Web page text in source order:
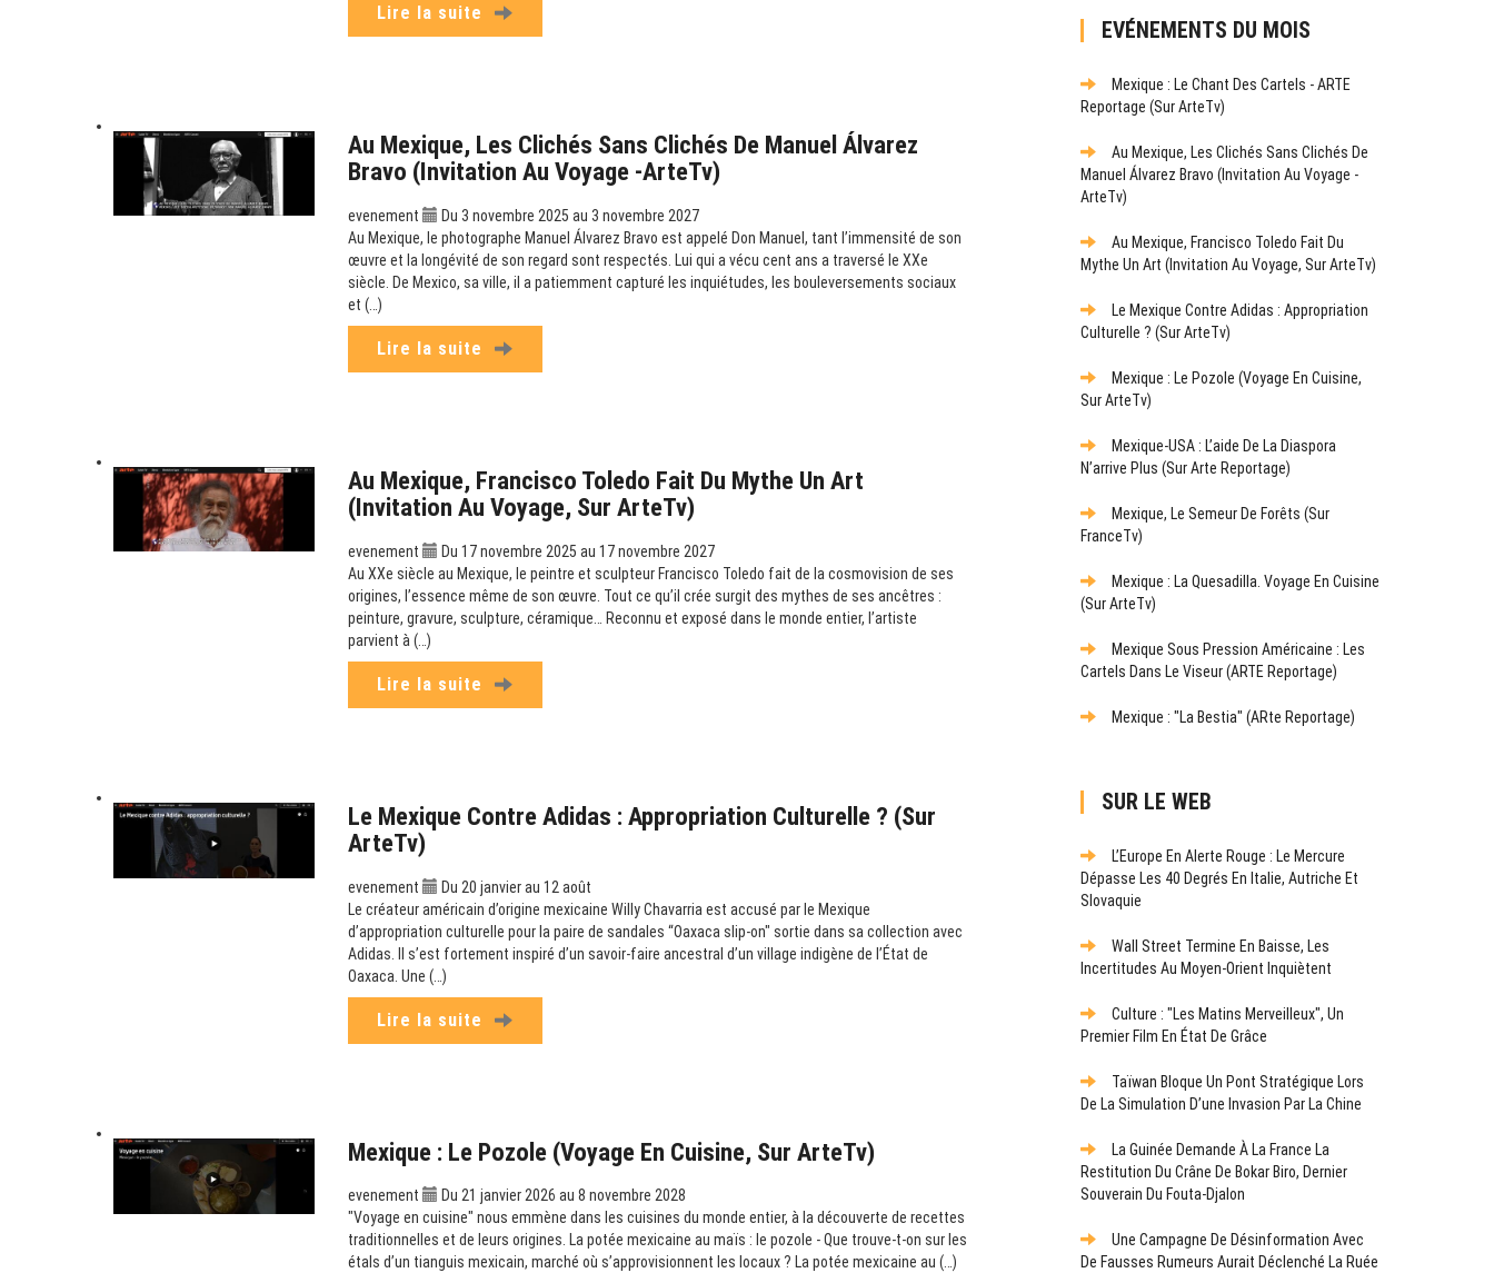
Lire la suite
Au Mexique, Les Clichés Sans Clichés De Manuel Álvarez
Bravo (Invitation Au Voyage -ArteTv)
evenement
Du 3 novembre 2025 au 3 novembre 2027
Au Mexique, le photographe Manuel Álvarez Bravo est appelé Don Manuel, tant l’immensité de son
œuvre et la longévité de son regard sont respectés. Lui qui a vécu cent ans a traversé le XXe
siècle. De Mexico, sa ville, il a patiemment capturé les inquiétudes, les bouleversements sociaux
et (…)
Lire la suite
Au Mexique, Francisco Toledo Fait Du Mythe Un Art
(Invitation Au Voyage, Sur ArteTv)
evenement
Du 17 novembre 2025 au 17 novembre 2027
Au XXe siècle au Mexique, le peintre et sculpteur Francisco Toledo fait de la cosmovision de ses
origines, l’essence même de son œuvre. Tout ce qu’il crée surgit des mythes de ses ancêtres :
peinture, gravure, sculpture, céramique… Reconnu et exposé dans le monde entier, l’artiste
parvient à (…)
Lire la suite
Le Mexique Contre Adidas : Appropriation Culturelle ? (sur
ArteTv)
evenement
Du 20 janvier au 12 août
Le créateur américain d’origine mexicaine Willy Chavarria est accusé par le Mexique
d’appropriation culturelle pour la paire de sandales “Oaxaca slip-on" sortie dans sa collection avec
Adidas. Il s’est fortement inspiré d’un savoir-faire ancestral d’un village indigène de l’État de
Oaxaca. Une (…)
Lire la suite
Mexique : Le Pozole (Voyage En Cuisine, Sur ArteTv)
evenement
Du 21 janvier 2026 au 8 novembre 2028
"Voyage en cuisine" nous emmène dans les cuisines du monde entier, à la découverte de recettes
traditionnelles et de leurs origines. La potée mexicaine au maïs : le pozole - Que trouve-t-on sur les
étals d’un tianguis mexicain, marché où s’approvisionnent les locaux ? La potée mexicaine au (…)
EVÉNEMENTS DU MOIS
Mexique : Le Chant Des Cartels - ARTE
Reportage (sur ArteTv)
Au Mexique, Les Clichés Sans Clichés De
Manuel Álvarez Bravo (Invitation Au Voyage -
ArteTv)
Au Mexique, Francisco Toledo Fait Du
Mythe Un Art (Invitation Au Voyage, Sur ArteTv)
Le Mexique Contre Adidas : Appropriation
Culturelle ? (sur ArteTv)
Mexique : Le Pozole (Voyage En Cuisine,
Sur ArteTv)
Mexique-USA : L’aide De La Diaspora
N’arrive Plus (sur Arte Reportage)
Mexique, Le Semeur De Forêts (sur
FranceTv)
Mexique : La Quesadilla. Voyage En Cuisine
(sur ArteTv)
Mexique Sous Pression Américaine : Les
Cartels Dans Le Viseur (ARTE Reportage)
Mexique : "La Bestia" (ARte Reportage)
SUR LE WEB
L’Europe En Alerte Rouge : Le Mercure
Dépasse Les 40 Degrés En Italie, Autriche Et
Slovaquie
Wall Street Termine En Baisse, Les
Incertitudes Au Moyen-Orient Inquiètent
Culture : "Les Matins Merveilleux", Un
Premier Film En État De Grâce
Taïwan Bloque Un Pont Stratégique Lors
De La Simulation D’une Invasion Par La Chine
La Guinée Demande À La France La
Restitution Du Crâne De Bokar Biro, Dernier
Souverain Du Fouta-Djalon
Une Campagne De Désinformation Avec
De Fausses Rumeurs Aurait Déclenché La Ruée